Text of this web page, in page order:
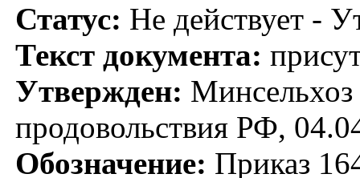
Статус: Не действует -
Текст документа:
Утвержден: Минсельхоз
продовольствия РФ,
Обозначение: Приказ